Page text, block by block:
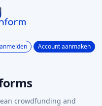
Account aanmaken
crowdfunding and